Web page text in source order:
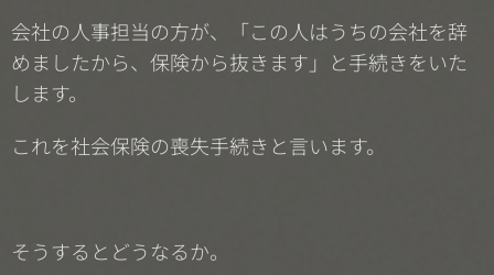
会社の人事担当の方が、「この人はうちの会社を辞
めましたから、保険から抜きます」と手続きをいた
します。
これを社会保険の喪失手続きと言います。
そうするとどうなるか。